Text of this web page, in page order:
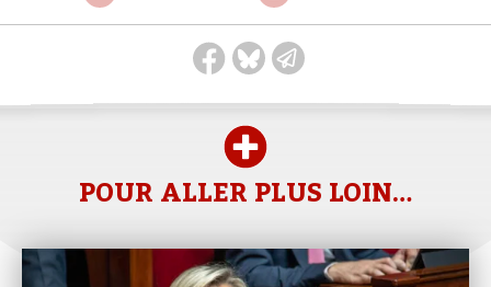
POUR ALLER PLUS LOIN…